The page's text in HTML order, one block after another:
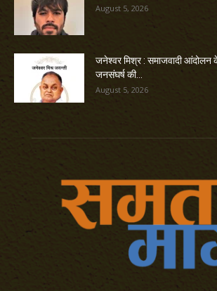
August 5, 2026
जनेश्वर मिश्र : समाजवादी आंदोलन
जनसंघर्ष की...
August 5, 2026